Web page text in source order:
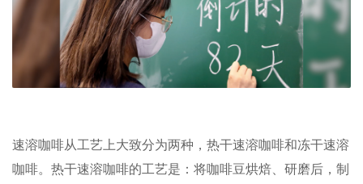
速溶咖啡从工艺上大致分为两种，热干速溶咖啡和冻干速溶
咖啡。热干速溶咖啡的工艺是：将咖啡豆烘焙、研磨后，制